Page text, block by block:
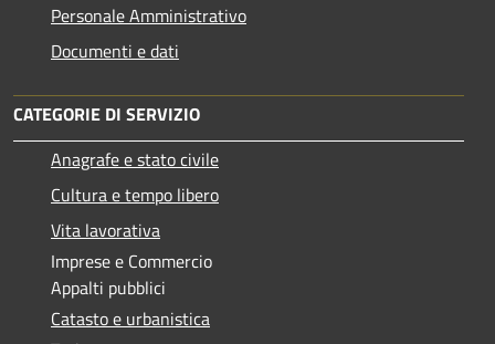
Personale Amministrativo
Documenti e dati
CATEGORIE DI SERVIZIO
Anagrafe e stato civile
Cultura e tempo libero
Vita lavorativa
Imprese e Commercio
Appalti pubblici
Catasto e urbanistica